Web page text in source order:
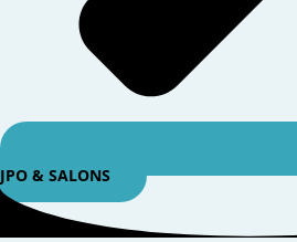
JPO & SALONS